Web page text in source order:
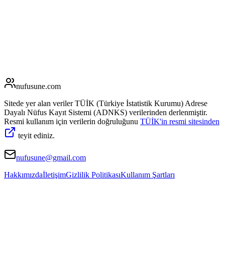
nufusune.com
Sitede yer alan veriler TÜİK (Türkiye İstatistik Kurumu) Adrese
Dayalı Nüfus Kayıt Sistemi (ADNKS) verilerinden derlenmiştir.
Resmi kullanım için verilerin doğruluğunu TÜİK'in resmi sitesinden
teyit ediniz.
nufusune@gmail.com
HakkımızdaİletişimGizlilik PolitikasıKullanım Şartları